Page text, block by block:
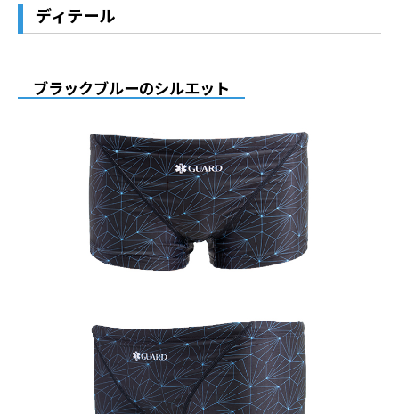
ディテール
ブラックブルーのシルエット